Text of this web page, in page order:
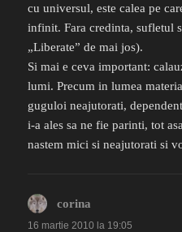
cu universul, este calea pe
infinit. Fara credinta, sufletul
„Liberate” de mai jos).
Si mai e ceva important:
lumi. Precum in lumea
guguloi neajutorati,
i-a ales sa ne fie parinti, tot
nastem mici si neajutorati si
corina
16 martie 2010 la 19:05